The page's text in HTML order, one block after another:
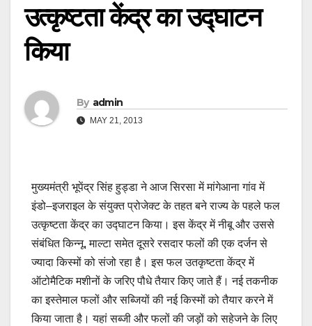
उत्कृष्टता केंद्र का उद्घाटन
किया
By admin
MAY 21, 2013
मुख्यमंत्री भूपेंद्र सिंह हुड्डा ने आज सिरसा में मांगेआना गांव में
इंडो–इजराइल के संयुक्त प्रोजेक्ट के तहत बने राज्य के पहले फल
उत्कृष्टता केंद्र का उद्घाटन किया। इस केंद्र में नीबू और उससे
संबंधित किन्नू, माल्टा समेत दूसरे रसदार फलों की एक दर्जन से
ज्यादा किस्मों को संजो रहा है। इस फल उतकृष्टता केंद्र में
ऑटोमैटिक मशीनों के जरिए पौधे तैयार किए जाते हैं। नई तकनीक
का इस्तेमाल फलों और सब्जियों की नई किस्मों को तैयार करने में
किया जाता है। यहां सब्जी और फलों की जड़ों को सहेजने के लिए